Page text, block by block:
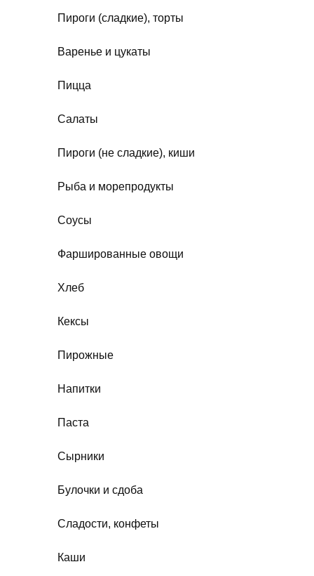
Пироги (сладкие), торты
Варенье и цукаты
Пицца
Салаты
Пироги (не сладкие), киши
Рыба и морепродукты
Соусы
Фаршированные овощи
Хлеб
Кексы
Пирожные
Напитки
Паста
Сырники
Булочки и сдоба
Сладости, конфеты
Каши